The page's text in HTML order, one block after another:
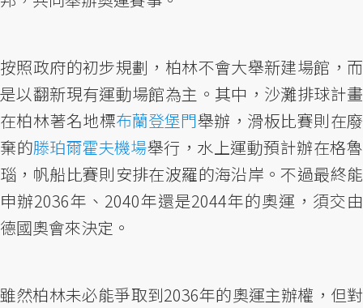
按照政府的初步規劃，柏林不會大舉新建場館，而
是以翻新現有運動場館為主。其中，沙灘排球計畫
在柏林著名地標布蘭登堡門舉辦，滑板比賽則在廢
棄的滕珀爾霍夫機場舉行，水上運動預計辦在格魯
瑙，帆船比賽則安排在波羅的海沿岸。不過最終能
申辦2036年、2040年還是2044年的奧運，須交由
德國奧會來決定。
雖然柏林未必能爭取到2036年的奧運主辦權，但對